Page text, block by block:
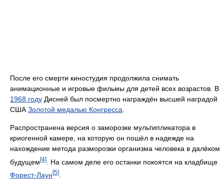
После его смерти киностудия продолжила снимать
анимационные и игровые фильмы для детей всех возрастов. В
1968 году Дисней был посмертно награждён высшей наградой
США Золотой медалью Конгресса
Распространена версия о заморозке мультипликатора в
криогенной камере, на которую он пошёл в надежде на
нахождение метода разморозки организма человека в далёком
будущем[4]
. На самом деле его останки покоятся на кладбище
Форест-Лаун [5]